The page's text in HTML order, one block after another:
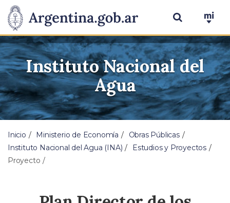
Instituto Nacional del
Agua
Inicio Ministerio de Economía
Obras Públicas
Instituto Nacional del Agua (INA)
Estudios y Proyectos
Proyecto